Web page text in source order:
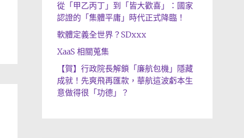
從「甲乙丙丁」到「皆大歡喜」：國家
認證的「集體平庸」時代正式降臨！
軟體定義全世界？SDxxx
XaaS 相關蒐集
【賀】行政院長解鎖「廉航包機」隱藏
成就！先爽飛再匯款，華航這波虧本生
意做得很「功德」？